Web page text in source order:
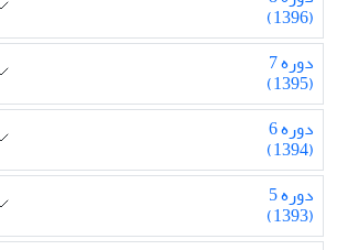
(1396)
دوره 7
(1395)
دوره 6
(1394)
دوره 5
(1393)